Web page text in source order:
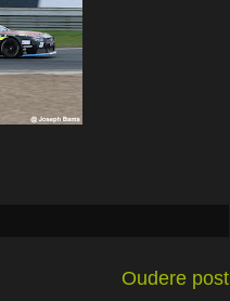
Oudere post